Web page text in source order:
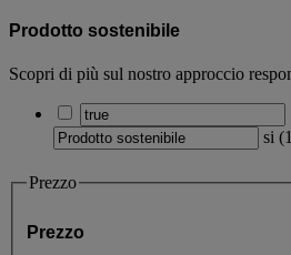
Prodotto sostenibile
Scopri di più sul nostro approccio
si (1
Prezzo
Prezzo